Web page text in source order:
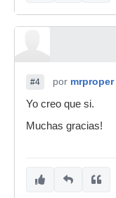
#4 por mrproper
Yo creo que si.
Muchas gracias!